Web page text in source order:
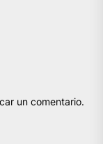
un comentario.